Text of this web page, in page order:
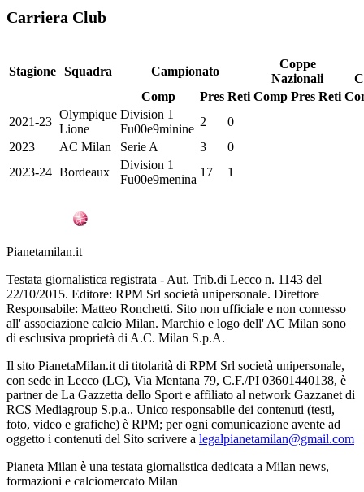
Carriera Club
Stagione Squadra Campionato
Coppe
Nazionali
Comp
Pres Reti Comp Pres Reti
2021-23
Olympique
Lione
Division 1
Fu00e9minine
2
0
2023
AC Milan Serie A 3
0
2023-24 Bordeaux
Division 1
Fu00e9menina
17 1
Pianetamilan.it
Testata giornalistica registrata - Aut. Trib.di Lecco n. 1143 del
22/10/2015. Editore: RPM Srl società unipersonale. Direttore
Responsabile: Matteo Ronchetti. Sito non ufficiale e non connesso
all' associazione calcio Milan. Marchio e logo dell' AC Milan sono
di esclusiva proprietà di A.C. Milan S.p.A.
Il sito PianetaMilan.it di titolarità di RPM Srl società unipersonale,
con sede in Lecco (LC), Via Mentana 79, C.F./PI 03601440138, è
partner de La Gazzetta dello Sport e affiliato al network Gazzanet di
RCS Mediagroup S.p.a.. Unico responsabile dei contenuti (testi,
foto, video e grafiche) è RPM; per ogni comunicazione avente ad
oggetto i contenuti del Sito scrivere a legalpianetamilan@gmail.com
Pianeta Milan è una testata giornalistica dedicata a Milan news,
formazioni e calciomercato Milan